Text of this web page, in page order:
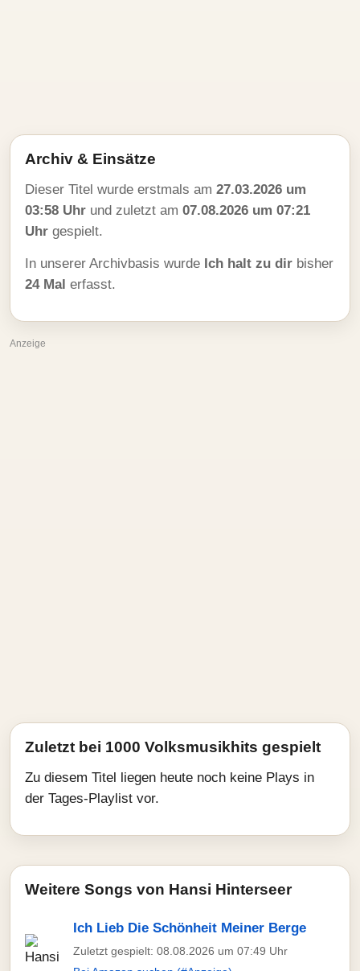
Archiv & Einsätze
Dieser Titel wurde erstmals am 27.03.2026 um
03:58 Uhr und zuletzt am 07.08.2026 um 07:21
Uhr gespielt.
In unserer Archivbasis wurde Ich halt zu dir bisher
24 Mal erfasst.
Anzeige
Zuletzt bei 1000 Volksmusikhits gespielt
Zu diesem Titel liegen heute noch keine Plays in
der Tages-Playlist vor.
Weitere Songs von Hansi Hinterseer
Ich Lieb Die Schönheit Meiner Berge
Zuletzt gespielt: 08.08.2026 um 07:49 Uhr